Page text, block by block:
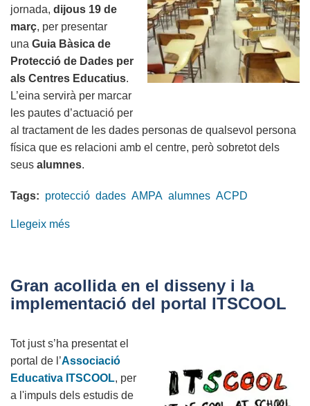
la
UAB
jornada, dijous 19 de
març, per presentar
una Guia Bàsica de
Protecció de Dades per
als Centres Educatius.
L’eina servirà per marcar
les pautes d’actuació per
al tractament de les dades personas de qualsevol persona
física que es relacioni amb el centre, però sobretot dels
seus alumnes.
Tags: protecció dades AMPA alumnes ACPD
Llegeix més
Guia
Bàsica
Protecció
de
Dades
per
Gran acollida en el disseny i la
implementació del portal ITSCOOL
Tot just s’ha presentat el
portal de l’Associació
Educativa ITSCOOL, per
a l'impuls dels estudis de